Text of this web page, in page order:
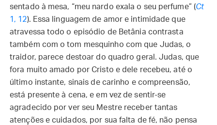
sentado à mesa, “meu nardo exala o seu perfume” (Ct
1, 12). Essa linguagem de amor e intimidade que
atravessa todo o episódio de Betânia contrasta
também com o tom mesquinho com que Judas, o
traidor, parece destoar do quadro geral. Judas, que
fora muito amado por Cristo e dele recebeu, até o
último instante, sinais de carinho e compreensão,
está presente à cena, e em vez de sentir-se
agradecido por ver seu Mestre receber tantas
atenções e cuidados, por sua falta de fé, não pensa